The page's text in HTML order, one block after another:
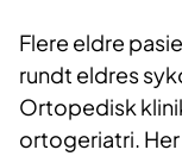
Flere eldre
rundt eldres
Ortopedisk
ortogeriatri.